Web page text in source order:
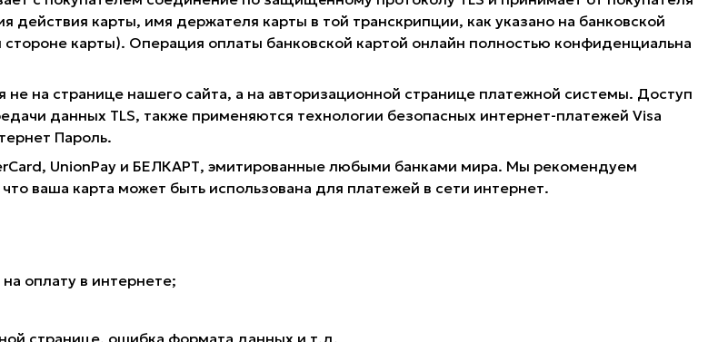
действия карты, имя держателя карты в той транскрипции, как указано на банковской
карты). Операция оплаты банковской картой онлайн полностью конфиденциальна
на странице нашего сайта, а на авторизационной странице платежной системы. Доступ
данных TLS, также применяются технологии безопасных интернет-платежей Visa
Пароль.
UnionPay и БЕЛКАРТ, эмитированные любыми банками мира. Мы рекомендуем
ваша карта может быть использована для платежей в сети интернет.
оплату в интернете;